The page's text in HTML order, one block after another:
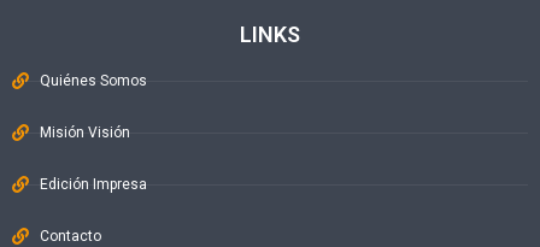
LINKS
Quiénes Somos
Misión Visión
Edición Impresa
Contacto